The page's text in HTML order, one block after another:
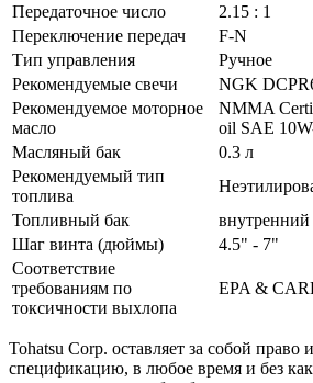
Передаточное число
2.15 : 1
Переключение передач
F-N
Тип управления
Ручное
Рекомендуемые свечи
NGK
Рекомендуемое моторное
масло
NMMA
oil SAE
Масляный бак
0.3 л
Рекомендуемый тип
топлива
Топливный бак
внутренний
Шаг винта (дюймы)
4.5" - 7"
Соответствие
требованиям по
токсичности выхлопа
EPA &
Tohatsu Corp. оставляет за собой право
спецификацию, в любое время и без